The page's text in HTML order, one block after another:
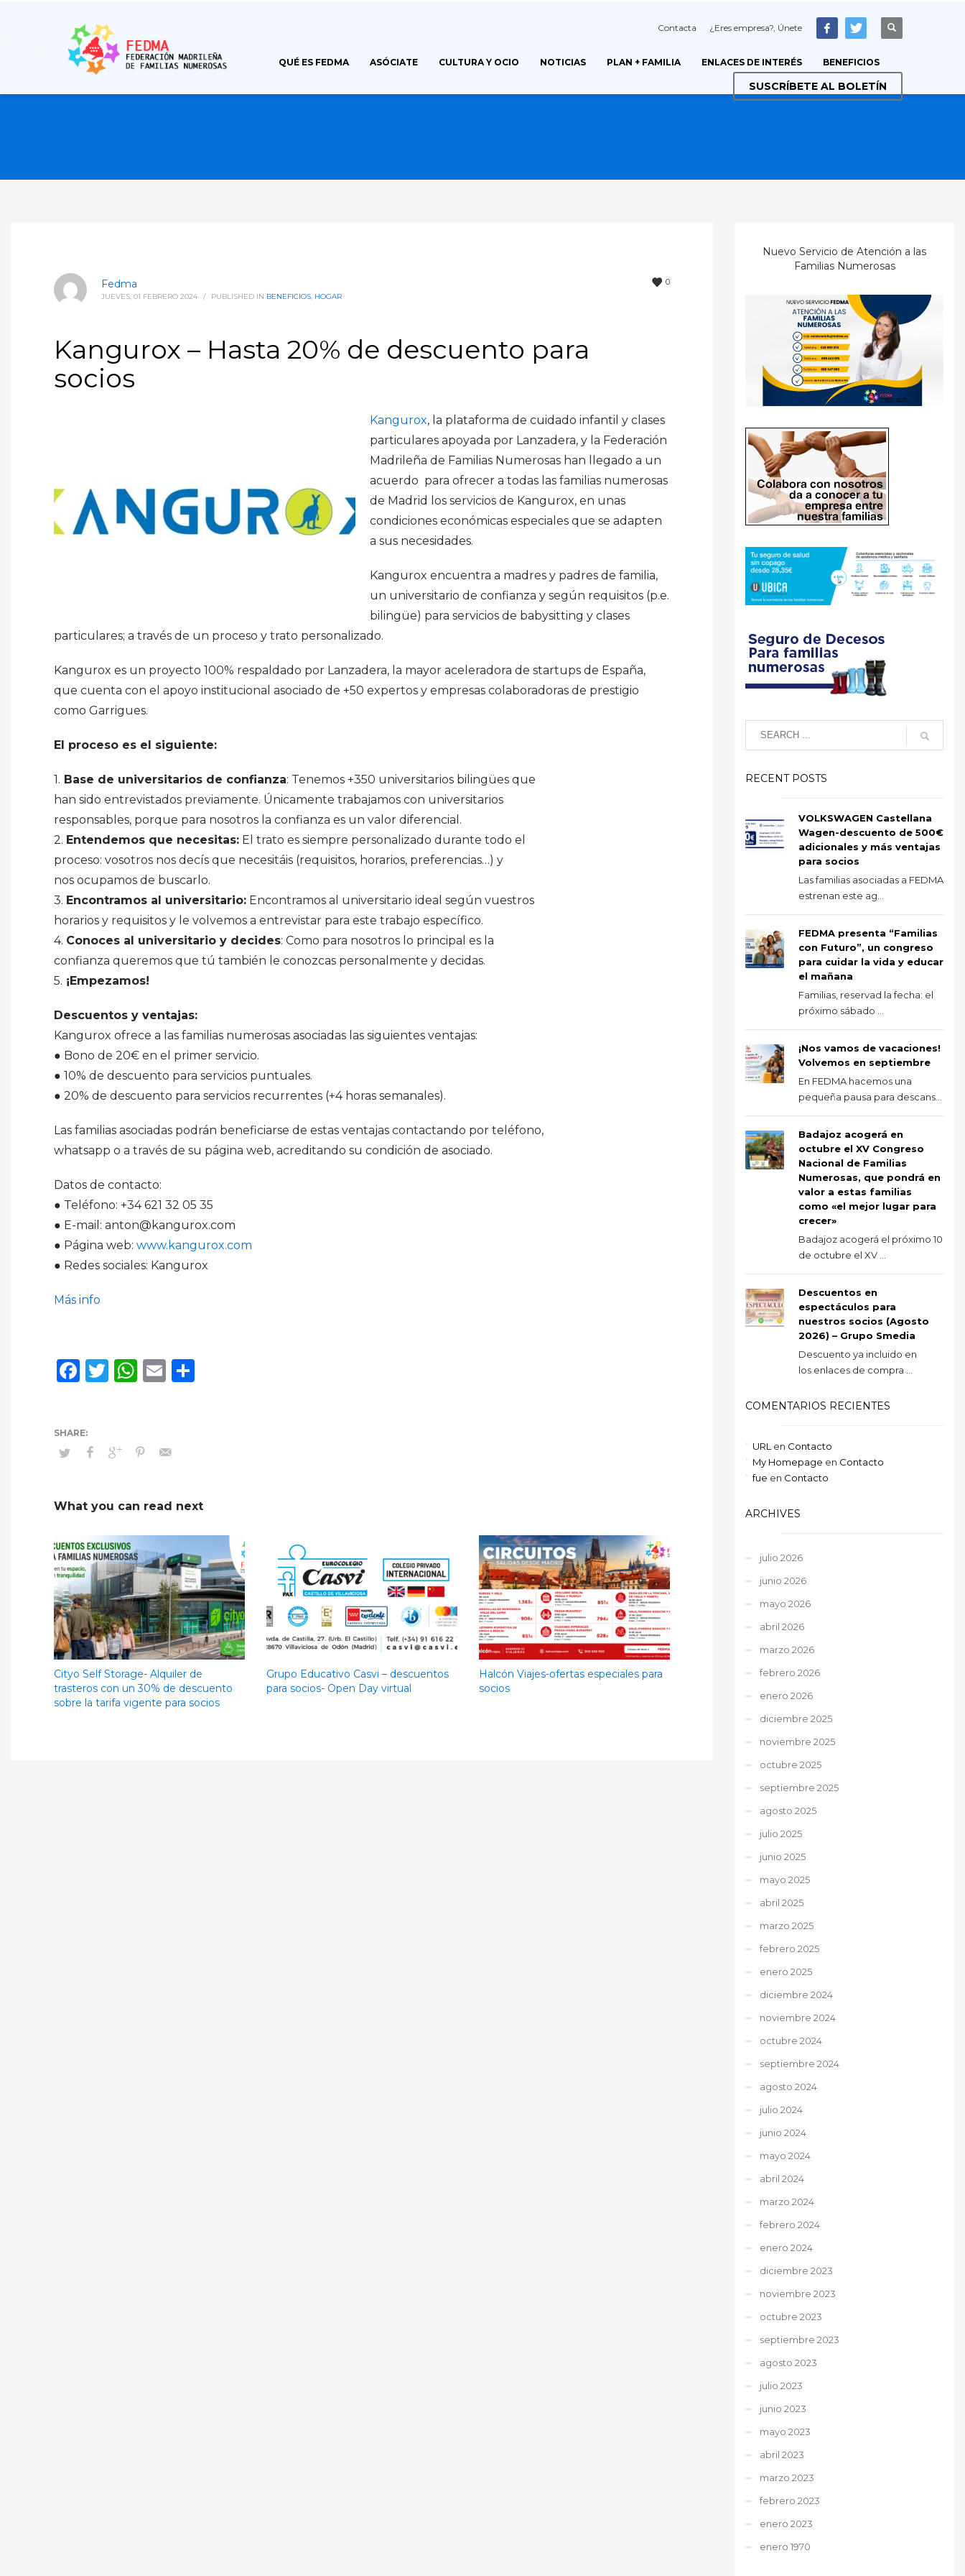
Contacta ¿Eres empresa?, Únete
QUÉ ES FEDMA ASÓCIATE CULTURA Y OCIO NOTICIAS PLAN + FAMILIA ENLACES DE INTERÉS BENEFICIOS
SUSCRÍBETE AL BOLETÍN
0
Fedma
JUEVES, 01 FEBRERO 2024 / PUBLISHED IN BENEFICIOS, HOGAR
Kangurox – Hasta 20% de descuento para
socios
Kangurox, la plataforma de cuidado infantil y clases
particulares apoyada por Lanzadera, y la Federación
Madrileña de Familias Numerosas han llegado a un
acuerdo para ofrecer a todas las familias numerosas
de Madrid los servicios de Kangurox, en unas
condiciones económicas especiales que se adapten
a sus necesidades.
Kangurox encuentra a madres y padres de familia,
un universitario de confianza y según requisitos (p.e.
bilingüe) para servicios de babysitting y clases
particulares; a través de un proceso y trato personalizado.
Kangurox es un proyecto 100% respaldado por Lanzadera, la mayor aceleradora de startups de España,
que cuenta con el apoyo institucional asociado de +50 expertos y empresas colaboradoras de prestigio
como Garrigues.
El proceso es el siguiente:
1. Base de universitarios de confianza: Tenemos +350 universitarios bilingües que
han sido entrevistados previamente. Únicamente trabajamos con universitarios
responsables, porque para nosotros la confianza es un valor diferencial.
2. Entendemos que necesitas: El trato es siempre personalizado durante todo el
proceso: vosotros nos decís que necesitáis (requisitos, horarios, preferencias…) y
nos ocupamos de buscarlo.
3. Encontramos al universitario: Encontramos al universitario ideal según vuestros
horarios y requisitos y le volvemos a entrevistar para este trabajo específico.
4. Conoces al universitario y decides: Como para nosotros lo principal es la
confianza queremos que tú también le conozcas personalmente y decidas.
5. ¡Empezamos!
Descuentos y ventajas:
Kangurox ofrece a las familias numerosas asociadas las siguientes ventajas:
● Bono de 20€ en el primer servicio.
● 10% de descuento para servicios puntuales.
● 20% de descuento para servicios recurrentes (+4 horas semanales).
Las familias asociadas podrán beneficiarse de estas ventajas contactando por teléfono,
whatsapp o a través de su página web, acreditando su condición de asociado.
Datos de contacto:
● Teléfono: +34 621 32 05 35
● E-mail: anton@kangurox.com
● Página web: www.kangurox.com
● Redes sociales: Kangurox
Más info
Facebook
Twitter
WhatsApp
Email
What you can read next
Cityo Self Storage- Alquiler de
trasteros con un 30% de descuento
sobre la tarifa vigente para socios
Grupo Educativo Casvi – descuentos
para socios- Open Day virtual
Halcón Viajes-ofertas especiales para
socios
Nuevo Servicio de Atención a las
Familias Numerosas
RECENT POSTS
VOLKSWAGEN Castellana
Wagen-descuento de 500€
adicionales y más ventajas
para socios
Las familias asociadas a FEDMA
estrenan este ag...
FEDMA presenta “Familias
con Futuro”, un congreso
para cuidar la vida y educar
el mañana
Familias, reservad la fecha: el
próximo sábado ...
¡Nos vamos de vacaciones!
Volvemos en septiembre
En FEDMA hacemos una
pequeña pausa para descans...
Badajoz acogerá en
octubre el XV Congreso
Nacional de Familias
Numerosas, que pondrá en
valor a estas familias
como «el mejor lugar para
crecer»
Badajoz acogerá el próximo 10
de octubre el XV ...
Descuentos en
espectáculos para
nuestros socios (Agosto
2026) – Grupo Smedia
Descuento ya incluido en
los enlaces de compra ...
COMENTARIOS RECIENTES
URL en Contacto
My Homepage en Contacto
fue en Contacto
ARCHIVES
julio 2026
junio 2026
mayo 2026
abril 2026
marzo 2026
febrero 2026
enero 2026
diciembre 2025
noviembre 2025
octubre 2025
septiembre 2025
agosto 2025
julio 2025
junio 2025
mayo 2025
abril 2025
marzo 2025
febrero 2025
enero 2025
diciembre 2024
noviembre 2024
octubre 2024
septiembre 2024
agosto 2024
julio 2024
junio 2024
mayo 2024
abril 2024
marzo 2024
febrero 2024
enero 2024
diciembre 2023
noviembre 2023
octubre 2023
septiembre 2023
agosto 2023
julio 2023
junio 2023
mayo 2023
abril 2023
marzo 2023
febrero 2023
enero 2023
enero 1970